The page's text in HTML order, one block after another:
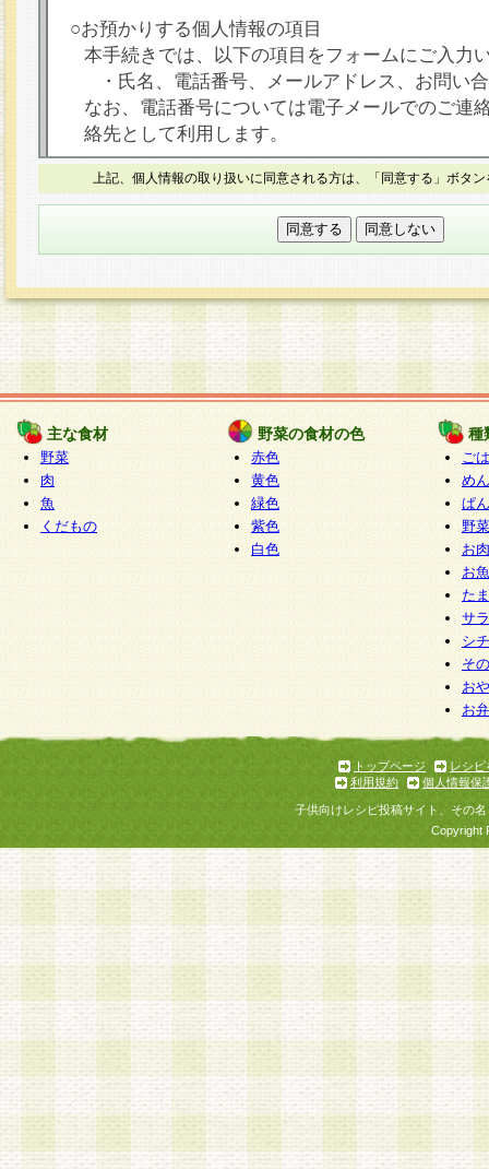
○お預かりする個人情報の項目
本手続きでは、以下の項目をフォームにご入力
・氏名、電話番号、メールアドレス、お問い
なお、電話番号については電子メールでのご連
絡先として利用します。
○本人が容易に認識できない方法による個人情報
本フォームでは、セッション管理のためCookie
○個人情報の第三者提供について
力いただく個人情報は第三者に提供しません。
○個人情報の委託について
個人情報の取り扱いを外部に委託する場合は、
情報管理基準を満たす企業を選定して委託を行
が行われるよう監督します。
○開示対象個人情報の開示等および問い合わせ窓口
本人からの求めにより、当社が本件により取得
報の利用目的の通知・開示・内容の訂正・追加
停止・消去及び第三者への提供の禁止（以下、
といいます。）に応じます。
開示等に応じる窓口は以下になります。
ぱくすく食堂個人情報お客様相談窓口 paku-
m
個人情報を与えることは任意ですが、個人情報
意をいただけない場合には、当社のサービスの
お問い合わせ・ご相談への対応ができない場合
上記、個人情報の取り扱いに同意される方は、「同意する」ボタ
主な食材
野菜
肉
魚
くだもの
野菜の食材の色
赤色
黄色
緑色
紫色
白色
種
ご
めん
ぱん
野
お
お
た
サ
シ
そ
お
お
トップページ
レシピ
利用規約
個人情報保
子供向けレシピ投稿サイト、その
Copyright